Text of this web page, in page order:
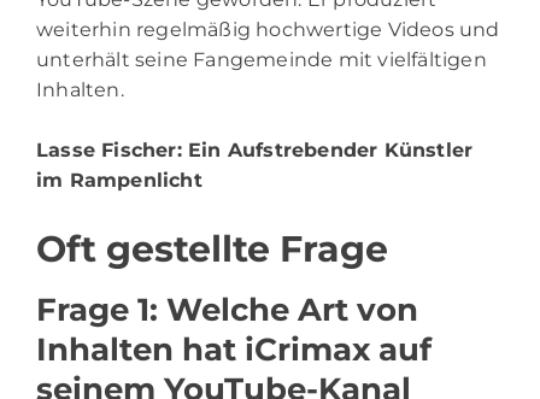
weiterhin regelmäßig hochwertige Videos und
unterhält seine Fangemeinde mit vielfältigen
Inhalten.
Lasse Fischer: Ein Aufstrebender Künstler
im Rampenlicht
Oft gestellte Frage
Frage 1: Welche Art von
Inhalten hat iCrimax auf
seinem YouTube-Kanal